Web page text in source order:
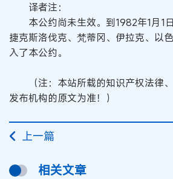
译者注：
本公约尚未生效。到1982年1月1日
捷克斯洛伐克、梵蒂冈、伊拉克、以
入了本公约。
（注：本站所载的知识产权法律
发布机构的原文为准！）
上一篇
相关文章